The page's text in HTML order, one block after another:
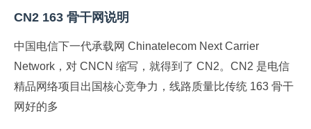
CN2 163 骨干网说明
中国电信下一代承载网 Chinatelecom Next Carrier
Network，对 CNCN 缩写，就得到了 CN2。CN2 是电信
精品网络项目出国核心竞争力，线路质量比传统 163 骨干
网好的多